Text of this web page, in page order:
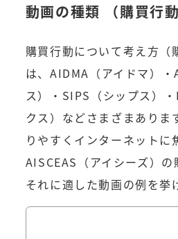
動画の種類 （購買行動
購買行動について考え方（
は、AIDMA（アイドマ）・
ス）・SIPS（シップス）
クス）などさまざまありま
りやすくインターネットに
AISCEAS（アイシーズ）の
それに適した動画の例を挙